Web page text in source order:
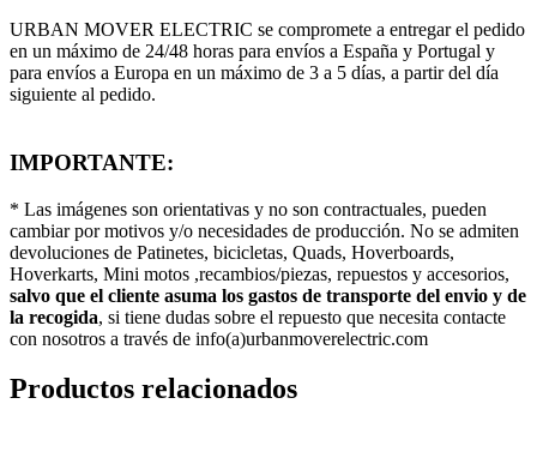
URBAN MOVER ELECTRIC se compromete a entregar el pedido
en un máximo de 24/48 horas para envíos a España y Portugal y
para envíos a Europa en un máximo de 3 a 5 días, a partir del día
siguiente al pedido.
IMPORTANTE:
* Las imágenes son orientativas y no son contractuales, pueden
cambiar por motivos y/o necesidades de producción. No se admiten
devoluciones de Patinetes, bicicletas, Quads, Hoverboards,
Hoverkarts, Mini motos ,recambios/piezas, repuestos y accesorios,
salvo que el cliente asuma los gastos de transporte del envio y de
la recogida, si tiene dudas sobre el repuesto que necesita contacte
con nosotros a través de info(a)urbanmoverelectric.com
Productos relacionados